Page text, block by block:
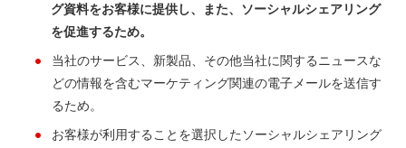
グ資料をお客様に提供し、また、ソーシャルシェアリング
を促進するため。
当社のサービス、新製品、その他当社に関するニュースな
どの情報を含むマーケティング関連の電子メールを送信す
るため。
お客様が利用することを選択したソーシャルシェアリング